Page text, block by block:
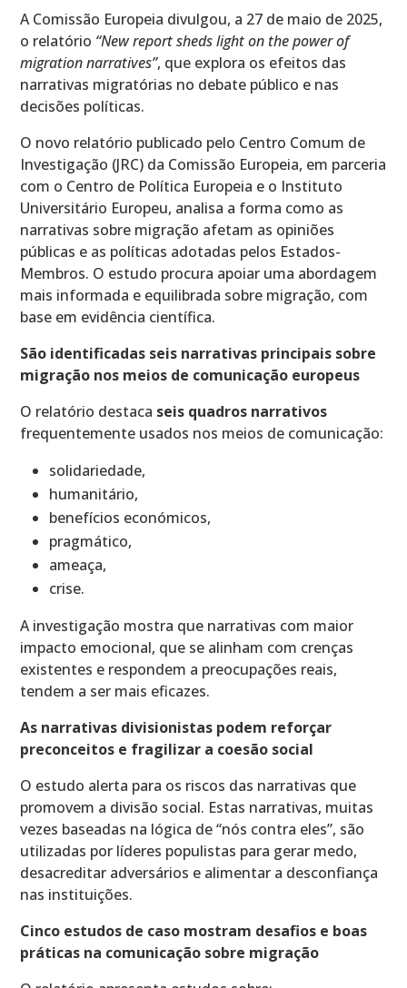
A Comissão Europeia divulgou, a 27 de maio de 2025,
o relatório “New report sheds light on the power of
migration narratives”, que explora os efeitos das
narrativas migratórias no debate público e nas
decisões políticas.
O novo relatório publicado pelo Centro Comum de
Investigação (JRC) da Comissão Europeia, em parceria
com o Centro de Política Europeia e o Instituto
Universitário Europeu, analisa a forma como as
narrativas sobre migração afetam as opiniões
públicas e as políticas adotadas pelos Estados-
Membros. O estudo procura apoiar uma abordagem
mais informada e equilibrada sobre migração, com
base em evidência científica.
São identificadas seis narrativas principais sobre
migração nos meios de comunicação europeus
O relatório destaca seis quadros narrativos
frequentemente usados nos meios de comunicação:
solidariedade,
humanitário,
benefícios económicos,
pragmático,
ameaça,
crise.
A investigação mostra que narrativas com maior
impacto emocional, que se alinham com crenças
existentes e respondem a preocupações reais,
tendem a ser mais eficazes.
As narrativas divisionistas podem reforçar
preconceitos e fragilizar a coesão social
O estudo alerta para os riscos das narrativas que
promovem a divisão social. Estas narrativas, muitas
vezes baseadas na lógica de “nós contra eles”, são
utilizadas por líderes populistas para gerar medo,
desacreditar adversários e alimentar a desconfiança
nas instituições.
Cinco estudos de caso mostram desafios e boas
práticas na comunicação sobre migração